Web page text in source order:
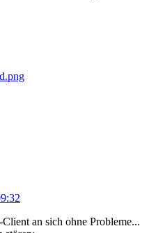
an sich ohne Probleme...